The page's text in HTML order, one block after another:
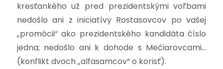
kresťankého už pred prezidentskými voľbami
nedošlo ani z iniciatívy Rostasovcov po vašej
„promócii“ ako prezidentského kandidáta číslo
jedna; nedošlo ani k dohode s Mečiarovcami…
(konflikt dvoch „alfasamcov“ o korisť).